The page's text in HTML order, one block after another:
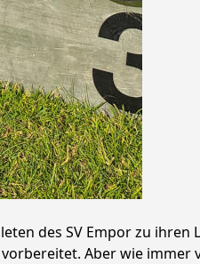
des SV Empor zu
Aber wie